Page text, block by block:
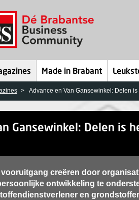
Made in Brabant
Advance en Van Gansewinkel: Delen
Gansewinkel: Delen is
creëren door
ontwikkeling te
en